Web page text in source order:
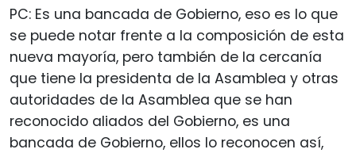
PC: Es una bancada de Gobierno, eso es lo que
se puede notar frente a la composición de esta
nueva mayoría, pero también de la cercanía
que tiene la presidenta de la Asamblea y otras
autoridades de la Asamblea que se han
reconocido aliados del Gobierno, es una
bancada de Gobierno, ellos lo reconocen así,